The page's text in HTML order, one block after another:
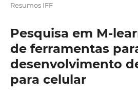
Resumos IFF
Pesquisa em M-
de ferramentas
desenvolvimento
para celular